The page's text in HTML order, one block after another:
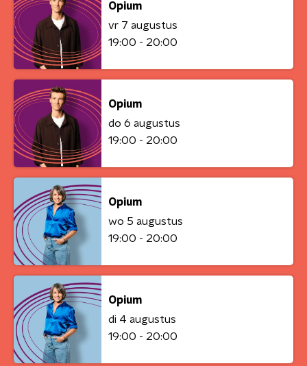
Opium
vr 7 augustus
19:00 - 20:00
Opium
do 6 augustus
19:00 - 20:00
Opium
wo 5 augustus
19:00 - 20:00
Opium
di 4 augustus
19:00 - 20:00